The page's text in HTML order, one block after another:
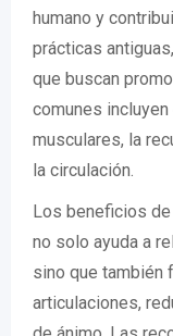
humano y
prácticas
que buscan
comunes
musculares, la
la circulación.
Los beneficios
no solo ayuda a
sino que también
articulaciones,